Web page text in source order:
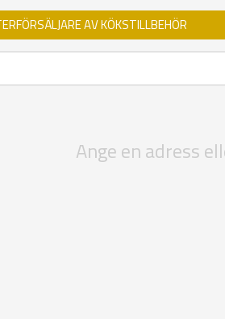
AV KÖKSTILLBEHÖR
Ange en adress